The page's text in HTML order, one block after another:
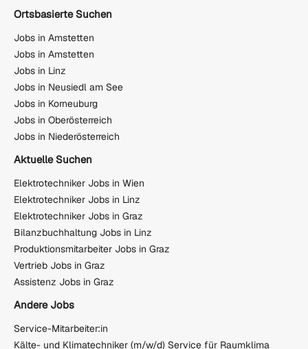
Ortsbasierte Suchen
Jobs in Amstetten
Jobs in Amstetten
Jobs in Linz
Jobs in Neusiedl am See
Jobs in Korneuburg
Jobs in Oberösterreich
Jobs in Niederösterreich
Aktuelle Suchen
Elektrotechniker Jobs in Wien
Elektrotechniker Jobs in Linz
Elektrotechniker Jobs in Graz
Bilanzbuchhaltung Jobs in Linz
Produktionsmitarbeiter Jobs in Graz
Vertrieb Jobs in Graz
Assistenz Jobs in Graz
Andere Jobs
Service-Mitarbeiter:in
Kälte- und Klimatechniker (m/w/d) Service für Raumklima